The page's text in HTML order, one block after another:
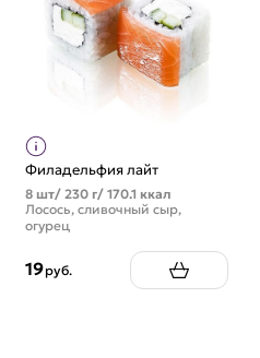
Филадельфия лайт
8 шт/ 230 г/ 170.1 ккал
Лосось, сливочный сыр,
огурец
19руб.